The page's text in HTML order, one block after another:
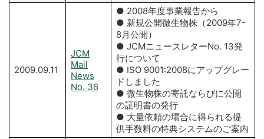
2009.09.11
JCM
Mail
News
No. 36
● 2008年度事業報告から
● 新規公開微生物株（2009年7-
8月公開）
● JCMニュースレターNo. 13発
行について
● ISO 9001:2008にアップグレー
ドしました
● 微生物株の寄託ならびに公開
の証明書の発行
● 大量依頼の場合に得られる提
供手数料の特典システムのご案内